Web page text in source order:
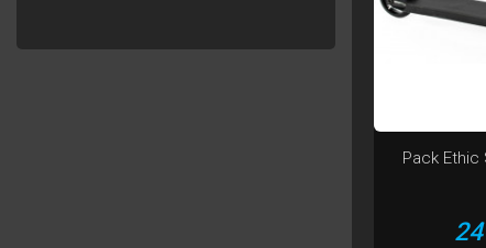
Pack Ethic